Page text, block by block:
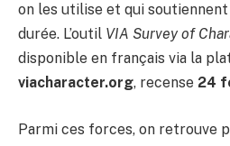
on les utilise et qui
durée. L’outil VIA Survey of
disponible en français via la
viacharacter.org, recense 24
Parmi ces forces, on retrouve